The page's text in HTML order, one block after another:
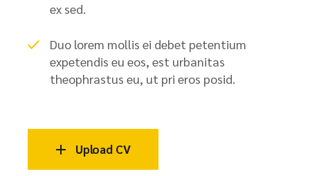
ex sed.
Duo lorem mollis ei debet petentium
expetendis eu eos, est urbanitas
theophrastus eu, ut pri eros posid.
Upload CV